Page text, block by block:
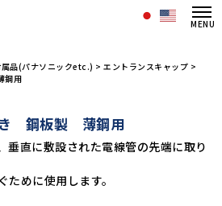
オリオン商事株式会社/商品一覧ペー
品(パナソニックetc.) > エントランスキャップ >
鋼用
鋼板製 薄鋼用
垂直に敷設された電線管の先端に取り
めに使用します。